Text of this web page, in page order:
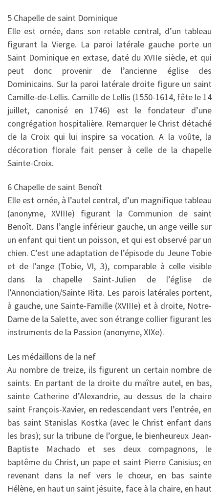
5 Chapelle de saint Dominique
Elle est ornée, dans son retable central, d’un tableau
figurant la Vierge. La paroi latérale gauche porte un
Saint Dominique en extase, daté du XVIIe siècle, et qui
peut donc provenir de l’ancienne église des
Dominicains. Sur la paroi latérale droite figure un saint
Camille-de-Lellis. Camille de Lellis (1550-1614, fête le 14
juillet, canonisé en 1746) est le fondateur d’une
congrégation hospitalière. Remarquer le Christ détaché
de la Croix qui lui inspire sa vocation. A la voûte, la
décoration florale fait penser à celle de la chapelle
Sainte-Croix.
6 Chapelle de saint Benoît
Elle est ornée, à l’autel central, d’un magnifique tableau
(anonyme, XVIIIe) figurant la Communion de saint
Benoît. Dans l’angle inférieur gauche, un ange veille sur
un enfant qui tient un poisson, et qui est observé par un
chien. C’est une adaptation de l’épisode du Jeune Tobie
et de l’ange (Tobie, VI, 3), comparable à celle visible
dans la chapelle Saint-Julien de l’église de
l’Annonciation/Sainte Rita. Les parois latérales portent,
à gauche, une Sainte-Famille (XVIIIe) et à droite, Notre-
Dame de la Salette, avec son étrange collier figurant les
instruments de la Passion (anonyme, XIXe).
Les médaillons de la nef
Au nombre de treize, ils figurent un certain nombre de
saints. En partant de la droite du maître autel, en bas,
sainte Catherine d’Alexandrie, au dessus de la chaire
saint François-Xavier, en redescendant vers l’entrée, en
bas saint Stanislas Kostka (avec le Christ enfant dans
les bras); sur la tribune de l’orgue, le bienheureux Jean-
Baptiste Machado et ses deux compagnons, le
baptême du Christ, un pape et saint Pierre Canisius; en
revenant dans la nef vers le chœur, en bas sainte
Hélène, en haut un saint jésuite, face à la chaire, en haut